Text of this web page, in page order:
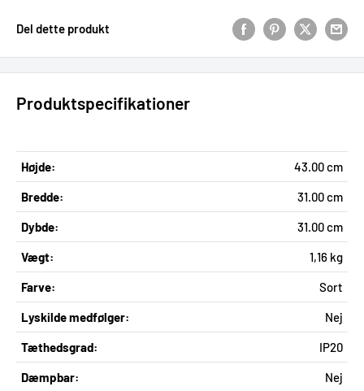
Del dette produkt
Produktspecifikationer
Højde: 43.00 cm
Bredde: 31.00 cm
Dybde: 31.00 cm
Vægt: 1,16 kg
Farve: Sort
Lyskilde medfølger: Nej
Tæthedsgrad: IP20
Dæmpbar: Nej